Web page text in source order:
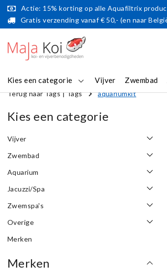
Actie: 15% korting op alle Aquafiltrix
Gratis verzending vanaf € 50,- (en naar
Kies een categorie Vijver Zwembad
Terug naar Tags|Tags aquariumkit
Kies een categorie
Vijver
Zwembad
Aquarium
Jacuzzi/Spa
Zwemspa's
Overige
Merken
Merken